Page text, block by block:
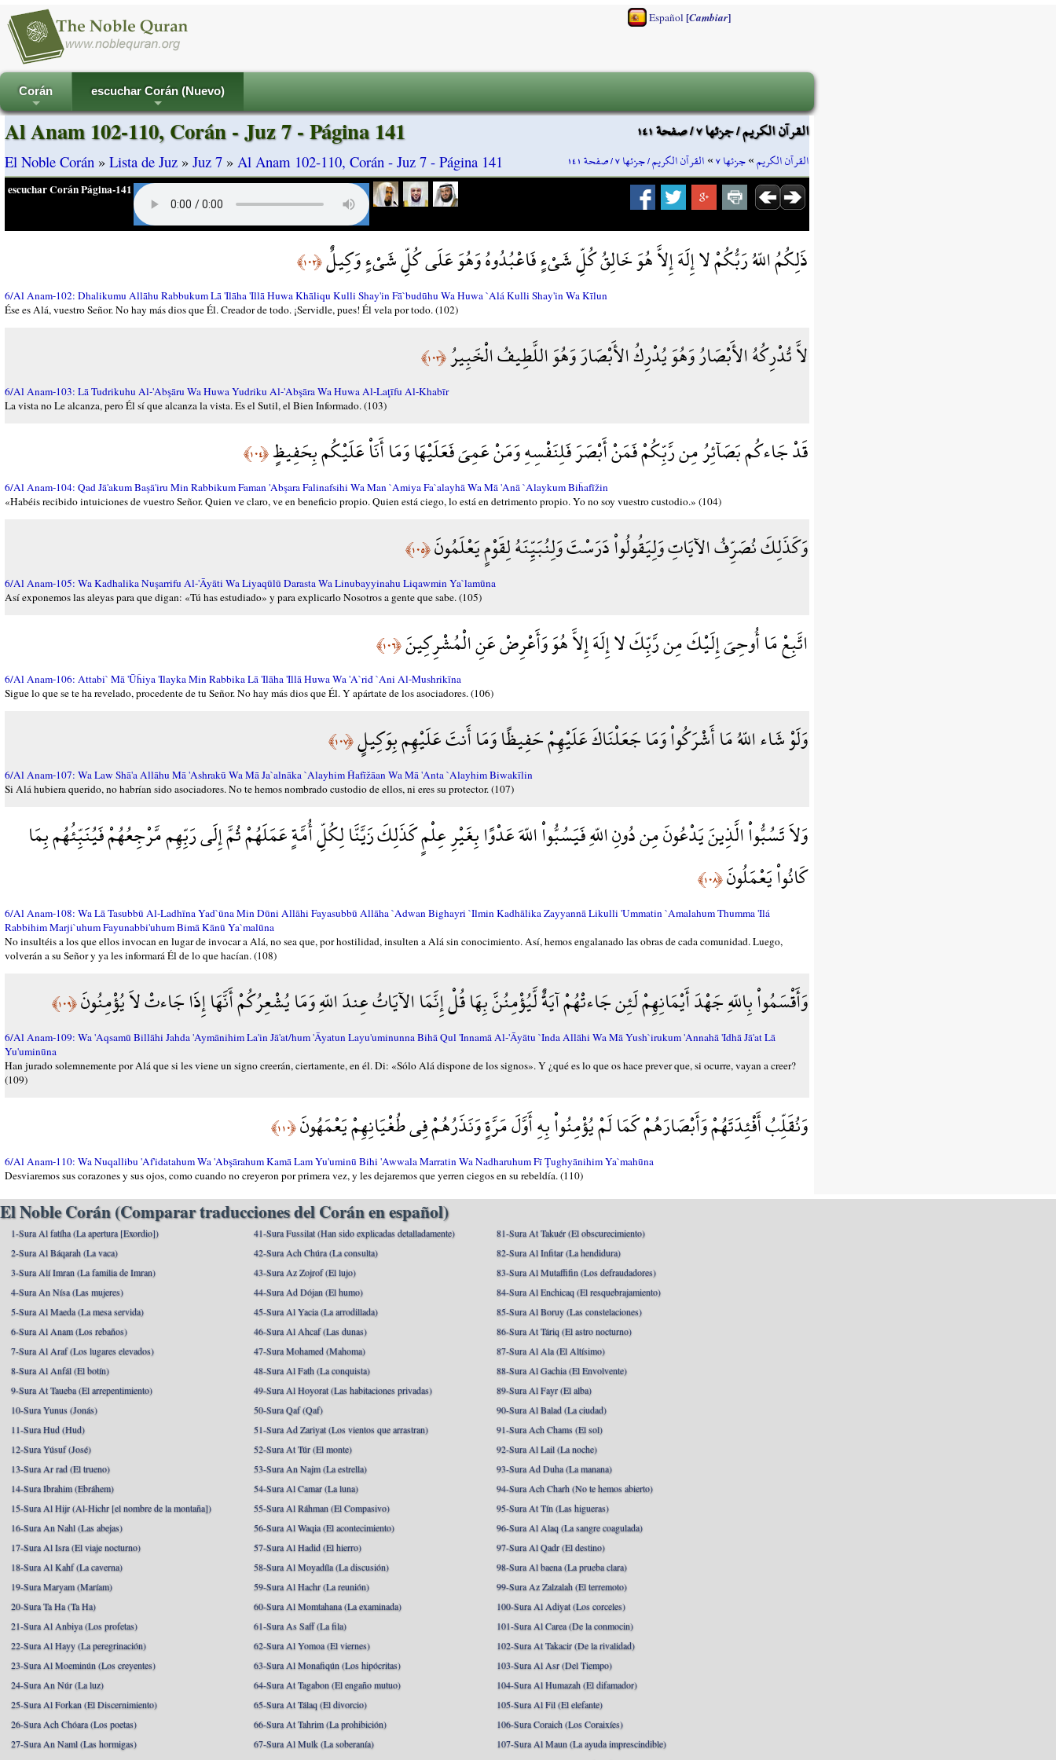
Español [Cambiar]
+
Corán
+
escuchar Corán (Nuevo)
القرآن الكريم / جزئها ٧ / صفحة ١٤١
القرآن الكريم»جزئها ٧ »القرآن الكريم / جزئها ٧ / صفحة ١٤١
Al Anam 102-110, Corán - Juz 7 - Página 141
El Noble Corán » Lista de Juz » Juz 7 » Al Anam 102-110, Corán - Juz 7 - Página 141
escuchar Corán Página-141
ذَلِكُمُ اللّهُ رَبُّكُمْ لا إِلَهَ إِلاَّ هُوَ خَالِقُ كُلِّ شَيْءٍ فَاعْبُدُوهُ وَهُوَ عَلَى كُلِّ شَيْءٍ وَكِيلٌ﴿١٠٢﴾
6/Al Anam-102: Dhalikumu Allāhu Rabbukum Lā 'Ilāha 'Illā Huwa Khāliqu Kulli Shay'in Fā`budūhu Wa Huwa `Alá Kulli Shay'in Wa Kīlun
Ése es Alá, vuestro Señor. No hay más dios que Él. Creador de todo. ¡Servidle, pues! Él vela por todo. (102)
لاَّ تُدْرِكُهُ الأَبْصَارُ وَهُوَ يُدْرِكُ الأَبْصَارَ وَهُوَ اللَّطِيفُ الْخَبِيرُ﴿١٠٣﴾
6/Al Anam-103: Lā Tudrikuhu Al-'Abşāru Wa Huwa Yudriku Al-'Abşāra Wa Huwa Al-Laţīfu Al-Khabīr
La vista no Le alcanza, pero Él sí que alcanza la vista. Es el Sutil, el Bien Informado. (103)
قَدْ جَاءكُم بَصَآئِرُ مِن رَّبِّكُمْ فَمَنْ أَبْصَرَ فَلِنَفْسِهِ وَمَنْ عَمِيَ فَعَلَيْهَا وَمَا أَنَاْ عَلَيْكُم بِحَفِيظٍ﴿١٠٤﴾
6/Al Anam-104: Qad Jā'akum Başā'iru Min Rabbikum Faman 'Abşara Falinafsihi Wa Man `Amiya Fa`alayhā Wa Mā 'Anā `Alaykum Biĥafīžin
«Habéis recibido intuiciones de vuestro Señor. Quien ve claro, ve en beneficio propio. Quien está ciego, lo está en detrimento propio. Yo no soy vuestro custodio.» (104)
وَكَذَلِكَ نُصَرِّفُ الآيَاتِ وَلِيَقُولُواْ دَرَسْتَ وَلِنُبَيِّنَهُ لِقَوْمٍ يَعْلَمُونَ﴿١٠٥﴾
6/Al Anam-105: Wa Kadhalika Nuşarrifu Al-'Āyāti Wa Liyaqūlū Darasta Wa Linubayyinahu Liqawmin Ya`lamūna
Así exponemos las aleyas para que digan: «Tú has estudiado» y para explicarlo Nosotros a gente que sabe. (105)
اتَّبِعْ مَا أُوحِيَ إِلَيْكَ مِن رَّبِّكَ لا إِلَهَ إِلاَّ هُوَ وَأَعْرِضْ عَنِ الْمُشْرِكِينَ﴿١٠٦﴾
6/Al Anam-106: Attabi` Mā 'Ūĥiya 'Ilayka Min Rabbika Lā 'Ilāha 'Illā Huwa Wa 'A`riđ `Ani Al-Mushrikīna
Sigue lo que se te ha revelado, procedente de tu Señor. No hay más dios que Él. Y apártate de los asociadores. (106)
وَلَوْ شَاء اللّهُ مَا أَشْرَكُواْ وَمَا جَعَلْنَاكَ عَلَيْهِمْ حَفِيظًا وَمَا أَنتَ عَلَيْهِم بِوَكِيلٍ﴿١٠٧﴾
6/Al Anam-107: Wa Law Shā'a Allāhu Mā 'Ashrakū Wa Mā Ja`alnāka `Alayhim Ĥafīžāan Wa Mā 'Anta `Alayhim Biwakīlin
Si Alá hubiera querido, no habrían sido asociadores. No te hemos nombrado custodio de ellos, ni eres su protector. (107)
وَلاَ تَسُبُّواْ الَّذِينَ يَدْعُونَ مِن دُونِ اللّهِ فَيَسُبُّواْ اللّهَ عَدْوًا بِغَيْرِ عِلْمٍ كَذَلِكَ زَيَّنَّا لِكُلِّ أُمَّةٍ عَمَلَهُمْ ثُمَّ إِلَى رَبِّهِم مَّرْجِعُهُمْ فَيُنَبِّئُهُم بِمَا
كَانُواْ يَعْمَلُونَ﴿١٠٨﴾
6/Al Anam-108: Wa Lā Tasubbū Al-Ladhīna Yad`ūna Min Dūni Allāhi Fayasubbū Allāha `Adwan Bighayri `Ilmin Kadhālika Zayyannā Likulli 'Ummatin `Amalahum Thumma 'Ilá
Rabbihim Marji`uhum Fayunabbi'uhum Bimā Kānū Ya`malūna
No insultéis a los que ellos invocan en lugar de invocar a Alá, no sea que, por hostilidad, insulten a Alá sin conocimiento. Así, hemos engalanado las obras de cada comunidad. Luego,
volverán a su Señor y ya les informará Él de lo que hacían. (108)
وَأَقْسَمُواْ بِاللّهِ جَهْدَ أَيْمَانِهِمْ لَئِن جَاءتْهُمْ آيَةٌ لَّيُؤْمِنُنَّ بِهَا قُلْ إِنَّمَا الآيَاتُ عِندَ اللّهِ وَمَا يُشْعِرُكُمْ أَنَّهَا إِذَا جَاءتْ لاَ يُؤْمِنُونَ﴿١٠٩﴾
6/Al Anam-109: Wa 'Aqsamū Billāhi Jahda 'Aymānihim La'in Jā'at/hum 'Āyatun Layu'uminunna Bihā Qul 'Innamā Al-'Āyātu `Inda Allāhi Wa Mā Yush`irukum 'Annahā 'Idhā Jā'at Lā
Yu'uminūna
Han jurado solemnemente por Alá que si les viene un signo creerán, ciertamente, en él. Di: «Sólo Alá dispone de los signos». Y ¿qué es lo que os hace prever que, si ocurre, vayan a creer?
(109)
وَنُقَلِّبُ أَفْئِدَتَهُمْ وَأَبْصَارَهُمْ كَمَا لَمْ يُؤْمِنُواْ بِهِ أَوَّلَ مَرَّةٍ وَنَذَرُهُمْ فِي طُغْيَانِهِمْ يَعْمَهُونَ﴿١١٠﴾
6/Al Anam-110: Wa Nuqallibu 'Af'idatahum Wa 'Abşārahum Kamā Lam Yu'uminū Bihi 'Awwala Marratin Wa Nadharuhum Fī Ţughyānihim Ya`mahūna
Desviaremos sus corazones y sus ojos, como cuando no creyeron por primera vez, y les dejaremos que yerren ciegos en su rebeldía. (110)
El Noble Corán (Comparar traducciones del Corán en español)
1-Sura Al fatíha (La apertura [Exordio])
2-Sura Al Báqarah (La vaca)
3-Sura Alí Imran (La familia de Imran)
4-Sura An Nísa (Las mujeres)
5-Sura Al Maeda (La mesa servida)
6-Sura Al Anam (Los rebaños)
7-Sura Al Araf (Los lugares elevados)
8-Sura Al Anfál (El botín)
9-Sura At Taueba (El arrepentimiento)
10-Sura Yunus (Jonás)
11-Sura Hud (Hud)
12-Sura Yúsuf (José)
13-Sura Ar rad (El trueno)
14-Sura Ibrahim (Ebráhem)
15-Sura Al Hijr (Al-Hichr [el nombre de la montaña])
16-Sura An Nahl (Las abejas)
17-Sura Al Isra (El viaje nocturno)
18-Sura Al Kahf (La caverna)
19-Sura Maryam (Maríam)
20-Sura Ta Ha (Ta Ha)
21-Sura Al Anbiya (Los profetas)
22-Sura Al Hayy (La peregrinación)
23-Sura Al Moeminún (Los creyentes)
24-Sura An Núr (La luz)
25-Sura Al Forkan (El Discernimiento)
26-Sura Ach Chóara (Los poetas)
27-Sura An Naml (Las hormigas)
41-Sura Fussilat (Han sido explicadas detalladamente)
42-Sura Ach Chúra (La consulta)
43-Sura Az Zojrof (El lujo)
44-Sura Ad Dójan (El humo)
45-Sura Al Yacia (La arrodillada)
46-Sura Al Ahcaf (Las dunas)
47-Sura Mohamed (Mahoma)
48-Sura Al Fath (La conquista)
49-Sura Al Hoyorat (Las habitaciones privadas)
50-Sura Qaf (Qaf)
51-Sura Ad Zariyat (Los vientos que arrastran)
52-Sura At Túr (El monte)
53-Sura An Najm (La estrella)
54-Sura Al Camar (La luna)
55-Sura Al Ráhman (El Compasivo)
56-Sura Al Waqia (El acontecimiento)
57-Sura Al Hadid (El hierro)
58-Sura Al Moyadíla (La discusión)
59-Sura Al Hachr (La reunión)
60-Sura Al Momtahana (La examinada)
61-Sura As Saff (La fila)
62-Sura Al Yomoa (El viernes)
63-Sura Al Monafiqún (Los hipócritas)
64-Sura At Tagabon (El engaño mutuo)
65-Sura At Tálaq (El divorcio)
66-Sura At Tahrim (La prohibición)
67-Sura Al Mulk (La soberanía)
81-Sura At Takuér (El obscurecimiento)
82-Sura Al Infitar (La hendidura)
83-Sura Al Mutaffifin (Los defraudadores)
84-Sura Al Enchicaq (El resquebrajamiento)
85-Sura Al Boruy (Las constelaciones)
86-Sura At Táriq (El astro nocturno)
87-Sura Al Ala (El Altísimo)
88-Sura Al Gachia (El Envolvente)
89-Sura Al Fayr (El alba)
90-Sura Al Balad (La ciudad)
91-Sura Ach Chams (El sol)
92-Sura Al Lail (La noche)
93-Sura Ad Duha (La manana)
94-Sura Ach Charh (No te hemos abierto)
95-Sura At Tín (Las higueras)
96-Sura Al Alaq (La sangre coagulada)
97-Sura Al Qadr (El destino)
98-Sura Al baena (La prueba clara)
99-Sura Az Zalzalah (El terremoto)
100-Sura Al Adiyat (Los corceles)
101-Sura Al Carea (De la conmocin)
102-Sura At Takacir (De la rivalidad)
103-Sura Al Asr (Del Tiempo)
104-Sura Al Humazah (El difamador)
105-Sura Al Fil (El elefante)
106-Sura Coraich (Los Coraixíes)
107-Sura Al Maun (La ayuda imprescindible)